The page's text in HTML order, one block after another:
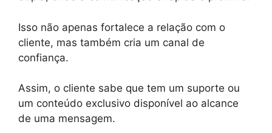
Isso não apenas fortalece a relação com o
cliente, mas também cria um canal de
confiança.
Assim, o cliente sabe que tem um suporte ou
um conteúdo exclusivo disponível ao alcance
de uma mensagem.